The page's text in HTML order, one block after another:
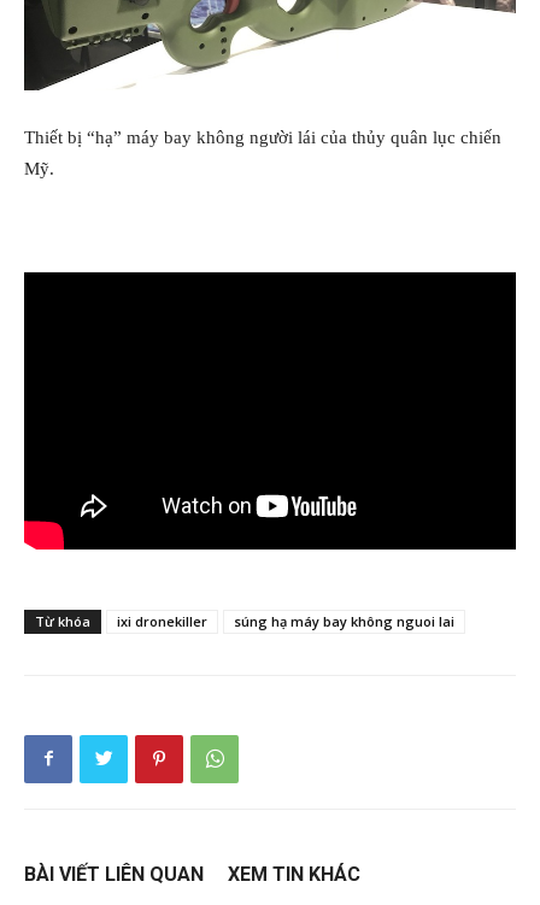
Thiết bị “hạ” máy bay không người lái của thủy quân lục chiến
Mỹ.
Từ khóa ixi dronekiller súng hạ máy bay không nguoi lai
BÀI VIẾT LIÊN QUAN XEM TIN KHÁC